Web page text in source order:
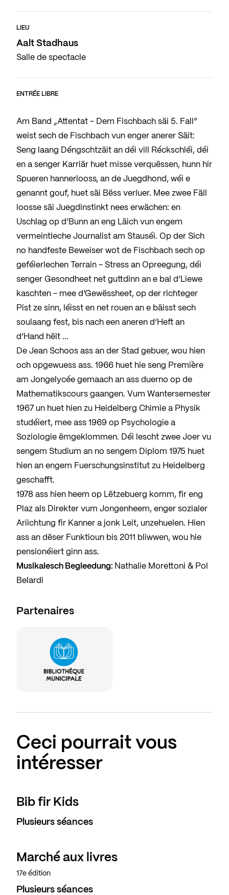
LIEU
Aalt Stadhaus
Salle de spectacle
ENTRÉE LIBRE
Am Band „Attentat - Dem Fischbach säi 5. Fall“
weist sech de Fischbach vun enger anerer Säit:
Seng laang Déngschtzäit an déi vill Réckschléi, déi
en a senger Karriär huet misse verquëssen, hunn hir
Spueren hannerlooss, an de Juegdhond, wéi e
genannt gouf, huet säi Bëss verluer. Mee zwee Fäll
loosse säi Juegdinstinkt nees erwächen: en
Uschlag op d‘Bunn an eng Läich vun engem
vermeintleche Journalist am Stauséi. Op der Sich
no handfeste Beweiser wot de Fischbach sech op
geféierlechen Terrain - Stress an Opreegung, déi
senger Gesondheet net guttdinn an e bal d‘Liewe
kaschten - mee d‘Gewëssheet, op der richteger
Pist ze sinn, léisst en net rouen an e bäisst sech
soulaang fest, bis nach een aneren d‘Heft an
d‘Hand hëlt ...
De Jean Schoos ass an der Stad gebuer, wou hien
och opgewuess ass. 1966 huet hie seng Première
am Jongelycée gemaach an ass duerno op de
Mathematikscours gaangen. Vum Wantersemester
1967 un huet hien zu Heidelberg Chimie a Physik
studéiert, mee ass 1969 op Psychologie a
Soziologie ëmgeklommen. Déi lescht zwee Joer vu
sengem Studium an no sengem Diplom 1975 huet
hien an engem Fuerschungsinstitut zu Heidelberg
geschafft.
1978 ass hien heem op Lëtzebuerg komm, fir eng
Plaz als Direkter vum Jongenheem, enger sozialer
Ariichtung fir Kanner a jonk Leit, unzehuelen. Hien
ass an dëser Funktioun bis 2011 bliwwen, wou hie
pensionéiert ginn ass.
Musikalesch Begleedung: Nathalie Morettoni & Pol
Belardi
Partenaires
Ceci pourrait vous
intéresser
Bib fir Kids
Plusieurs séances
Marché aux livres
17e édition
Plusieurs séances